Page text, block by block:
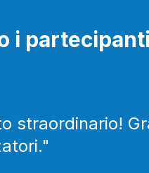
i
straordinario!
"